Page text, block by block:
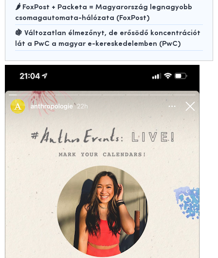
🌶️ FoxPost + Packeta = Magyarország legnagyobb
csomagautomata-hálózata (FoxPost)
🍇 Változatlan élmezőnyt, de erősödő koncentrációt
lát a PwC a magyar e-kereskedelemben (PwC)